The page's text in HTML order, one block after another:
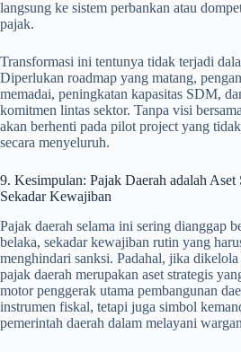
langsung ke sistem perbankan atau
pajak.
Transformasi ini tentunya tidak terjadi
Diperlukan roadmap yang matang,
memadai, peningkatan kapasitas SDM,
komitmen lintas sektor. Tanpa visi
akan berhenti pada pilot project yang
secara menyeluruh.
9. Kesimpulan: Pajak Daerah adalah Aset
Sekadar Kewajiban
Pajak daerah selama ini sering dianggap
belaka, sekadar kewajiban rutin yang
menghindari sanksi. Padahal, jika dikelola
pajak daerah merupakan aset strategis
motor penggerak utama pembangunan
instrumen fiskal, tetapi juga simbol
pemerintah daerah dalam melayani